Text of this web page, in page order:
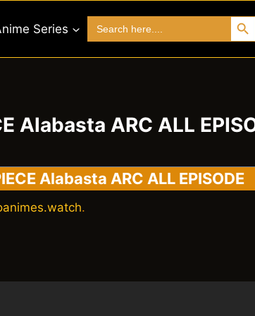
Series
for:
Search
Alabasta ARC ALL
Alabasta ARC ALL EPISODE
.